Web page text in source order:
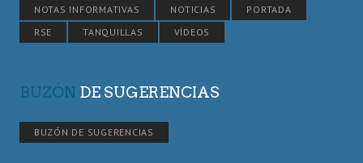
NOTAS INFORMATIVAS
NOTICIAS
PORTADA
RSE
TANQUILLAS VÍDEOS
BUZÓN DE SUGERENCIAS
BUZÓN DE SUGERENCIAS